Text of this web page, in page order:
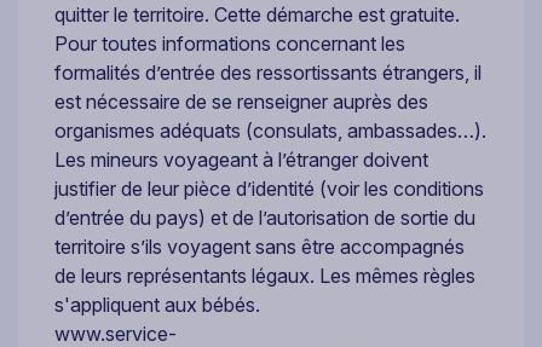
quitter le territoire. Cette démarche est gratuite.
Pour toutes informations concernant les
formalités d’entrée des ressortissants étrangers, il
est nécessaire de se renseigner auprès des
organismes adéquats (consulats, ambassades…).
Les mineurs voyageant à l’étranger doivent
justifier de leur pièce d’identité (voir les conditions
d’entrée du pays) et de l’autorisation de sortie du
territoire s’ils voyagent sans être accompagnés
de leurs représentants légaux. Les mêmes règles
s'appliquent aux bébés.
www.service-